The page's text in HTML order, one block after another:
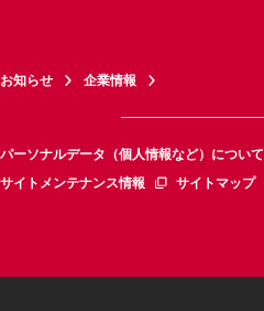
お知らせ 企業情報
パーソナルデータ（個人情報など）について
サイトメンテナンス情報
サイトマップ